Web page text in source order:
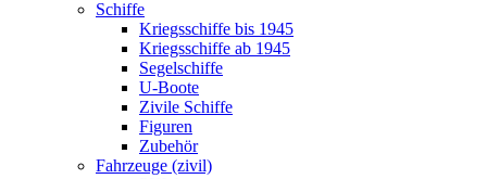
Schiffe
Kriegsschiffe bis 1945
Kriegsschiffe ab 1945
Segelschiffe
U-Boote
Zivile Schiffe
Figuren
Zubehör
Fahrzeuge (zivil)